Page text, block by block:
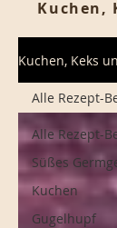
Kuchen,
Kuchen, Keks
Alle Rezept-
Süßes
Kuchen
Gugelhupf
Alle Rezept-